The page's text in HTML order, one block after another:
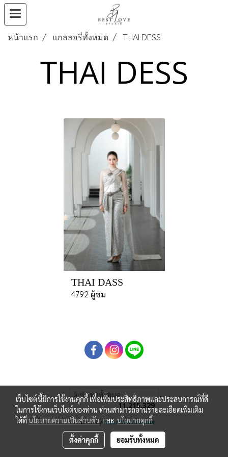
หน้าแรก แกลลอรี่ทั้งหมด THAI DESS
THAI DESS
THAI DASS
4792 ผู้ชม
ผู้เข้าชมทั้งหมด
11,215,329
Powered byMakeWebEasy.com
เว็บไซต์นี้มีการใช้งานคุกกี้ เพื่อเพิ่มประสิทธิภาพและประสบการณ์ที่ดี
ในการใช้งานเว็บไซต์ของท่าน ท่านสามารถอ่านรายละเอียดเพิ่มเติม
ได้ที่นโยบายความเป็นส่วนตัวและนโยบายคุกกี้
ตั้งค่าคุกกี้ ยอมรับทั้งหมด